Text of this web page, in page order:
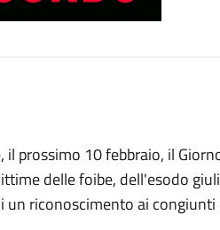
il prossimo 10 febbraio, il
delle foibe, dell'esodo
riconoscimento ai congiunti